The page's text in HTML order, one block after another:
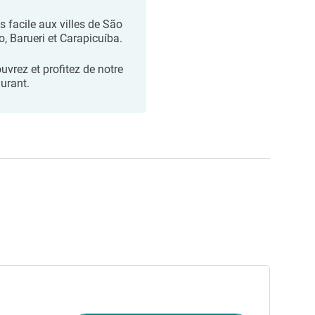
facile aux villes de São
Barueri et Carapicuíba.
et profitez de notre